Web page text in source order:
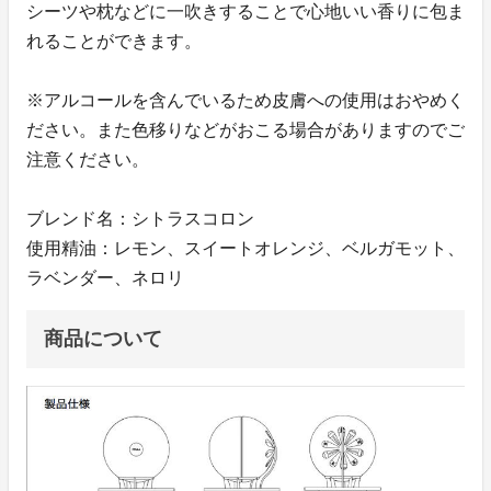
シーツや枕などに一吹きすることで心地いい香りに包ま
れることができます。
※アルコールを含んでいるため皮膚への使用はおやめく
ださい。また色移りなどがおこる場合がありますのでご
注意ください。
ブレンド名：シトラスコロン
使用精油：レモン、スイートオレンジ、ベルガモット、
ラベンダー、ネロリ
商品について